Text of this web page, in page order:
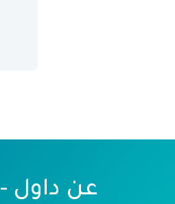
عن داول - Dawul